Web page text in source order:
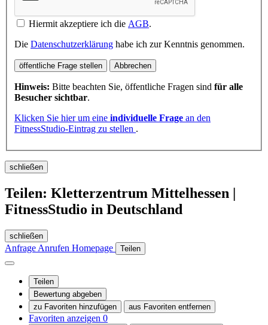
Hiermit akzeptiere ich die AGB.
Die Datenschutzerklärung habe ich zur Kenntnis genommen.
öffentliche Frage stellen Abbrechen
Hinweis: Bitte beachten Sie, öffentliche Fragen sind für alle
Besucher sichtbar.
Klicken Sie hier um eine individuelle Frage an den
FitnessStudio-Eintrag zu stellen .
schließen
Teilen: Kletterzentrum Mittelhessen |
FitnessStudio in Deutschland
schließen
Anfrage Anrufen Homepage Teilen
Teilen
Bewertung abgeben
zu Favoriten hinzufügen
aus Favoriten entfernen
Favoriten anzeigen 0